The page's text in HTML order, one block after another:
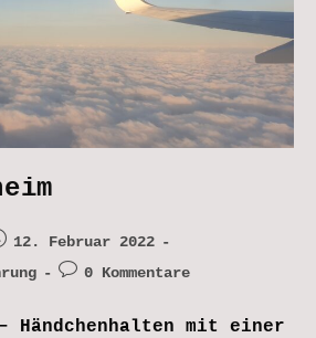
12. Februar 2022
Beitrags-
0 Kommentare
Händchenhalten mit einer